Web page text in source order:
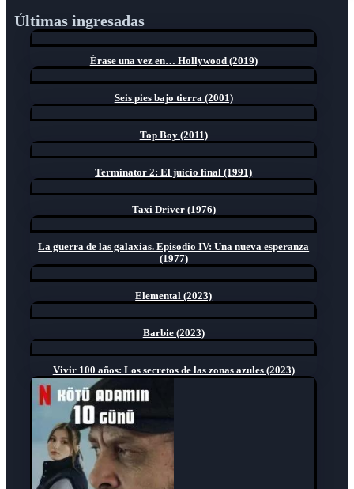
Últimas ingresadas
Érase una vez en… Hollywood (2019)
Seis pies bajo tierra (2001)
Top Boy (2011)
Terminator 2: El juicio final (1991)
Taxi Driver (1976)
La guerra de las galaxias. Episodio IV: Una nueva esperanza
(1977)
Elemental (2023)
Barbie (2023)
Vivir 100 años: Los secretos de las zonas azules (2023)